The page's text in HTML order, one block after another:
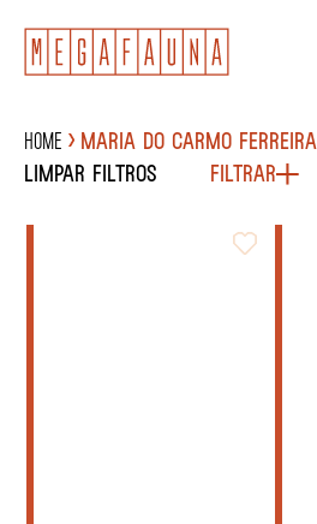
Home
Maria do Carmo Ferreira
Filtrar
Limpar filtros